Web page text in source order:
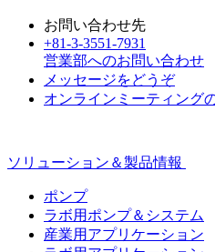
お問い合わせ先
+81-3-3551-7931
営業部へのお問い合わせ
メッセージをどうぞ
オンラインミーティング
ソリューション＆製品情報
ポンプ
ラボ用ポンプ＆システム
産業用アプリケーション